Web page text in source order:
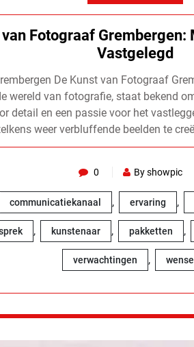
van Fotograaf
Vastgelegd
De Kunst van Fotograaf
wereld van fotografie, staat bekend
detail en een passie voor het
weer verbluffende beelden te
0 By showpic
communicatiekanaal , ervaring ,
, kunstenaar , pakketten ,
verwachtingen ,